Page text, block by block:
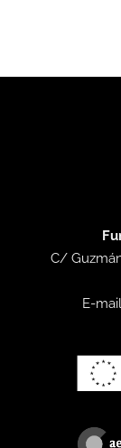
C/
E-